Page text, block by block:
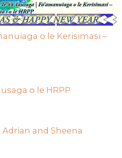
o le Kerisimasi –
o le HRPP
and Sheena